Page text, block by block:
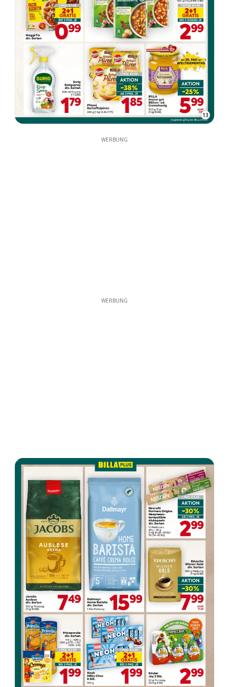
13
WERBUNG
WERBUNG